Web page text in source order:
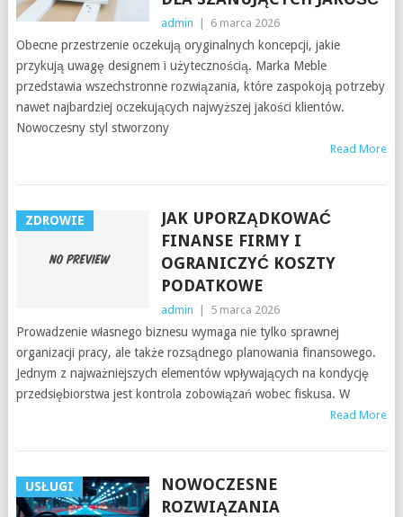
admin 6 marca 2026
Obecne przestrzenie oczekują oryginalnych koncepcji, jakie
przykują uwagę designem i użytecznością. Marka Meble
przedstawia wszechstronne rozwiązania, które zaspokoją potrzeby
nawet najbardziej oczekujących najwyższej jakości klientów.
Nowoczesny styl stworzony
Read More
ZDROWIE
JAK UPORZĄDKOWAĆ
FINANSE FIRMY I
OGRANICZYĆ KOSZTY
PODATKOWE
admin 5 marca 2026
Prowadzenie własnego biznesu wymaga nie tylko sprawnej
organizacji pracy, ale także rozsądnego planowania finansowego.
Jednym z najważniejszych elementów wpływających na kondycję
przedsiębiorstwa jest kontrola zobowiązań wobec fiskusa. W
Read More
USŁUGI
NOWOCZESNE
ROZWIĄZANIA